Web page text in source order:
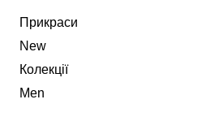
Прикраси
New
Колекції
Men